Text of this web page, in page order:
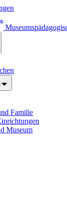
Familie
Museum